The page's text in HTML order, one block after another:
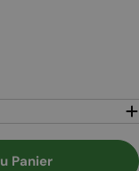
Panier